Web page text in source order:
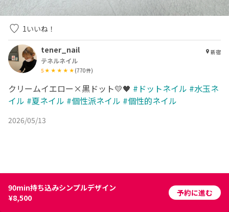
1いいね！
tener_nail
テネルネイル
5 (770件)
新宿
クリームイエロー×黒ドット💛🖤 #ドットネイル #水玉ネ
イル #夏ネイル #個性派ネイル #個性的ネイル
2026/05/13
90min持ち込みシンプルデザイン
¥8,500
予約に進む